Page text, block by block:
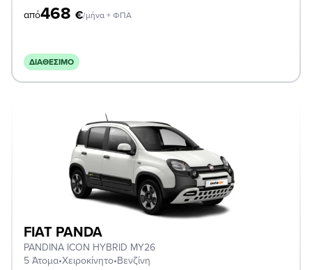
από468 €/μήνα + ΦΠΑ
ΔΙΑΘΈΣΙΜΟ
FIAT PANDA
PANDINA ICON HYBRID MY26
5 Άτομα•Χειροκίνητο•Βενζίνη